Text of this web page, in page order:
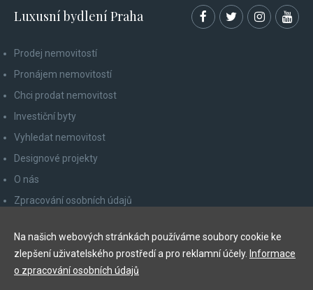
Luxusní bydlení Praha
Prodej nemovitostí
Pronájem nemovitostí
Chci prodat nemovitost
Investiční byty
Vyhledat nemovitost
Designové projekty
O nás
Zpracování osobních údajů
Odhlášení z newsletteru
Na našich webových stránkách používáme soubory cookie ke
zlepšení uživatelského prostředí a pro reklamní účely. Informace
o zpracování osobních údajů